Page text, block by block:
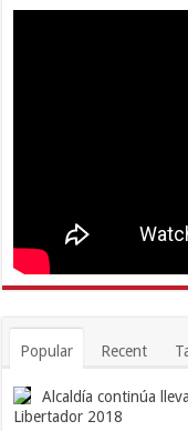
Popular Recent
Alcaldía continúa
Libertador 2018